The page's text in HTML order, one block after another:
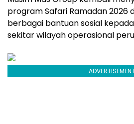
program Safari Ramadan 2026
berbagai bantuan sosial
sekitar wilayah operasional